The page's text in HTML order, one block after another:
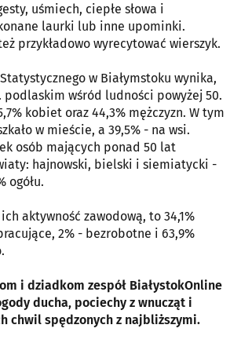
uśmiech, ciepłe słowa i
laurki lub inne upominki.
przykładowo wyrecytować wierszyk.
w Białymstoku wynika,
podlaskim wśród ludności powyżej 50.
kobiet oraz 44,3% mężczyzn. W tym
w mieście, a 39,5% - na wsi.
osób mających ponad 50 lat
hajnowski, bielski i siemiatycki -
ogółu.
aktywność zawodową, to 34,1%
2% - bezrobotne i 63,9%
i dziadkom zespół BiałystokOnline
ducha, pociechy z wnucząt i
chwil spędzonych z najbliższymi.